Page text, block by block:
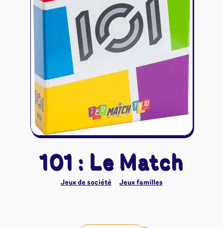
Naruto Mythos
Autres
Tapis de jeu
101 : Le Match
Jeux de société Jeux familles